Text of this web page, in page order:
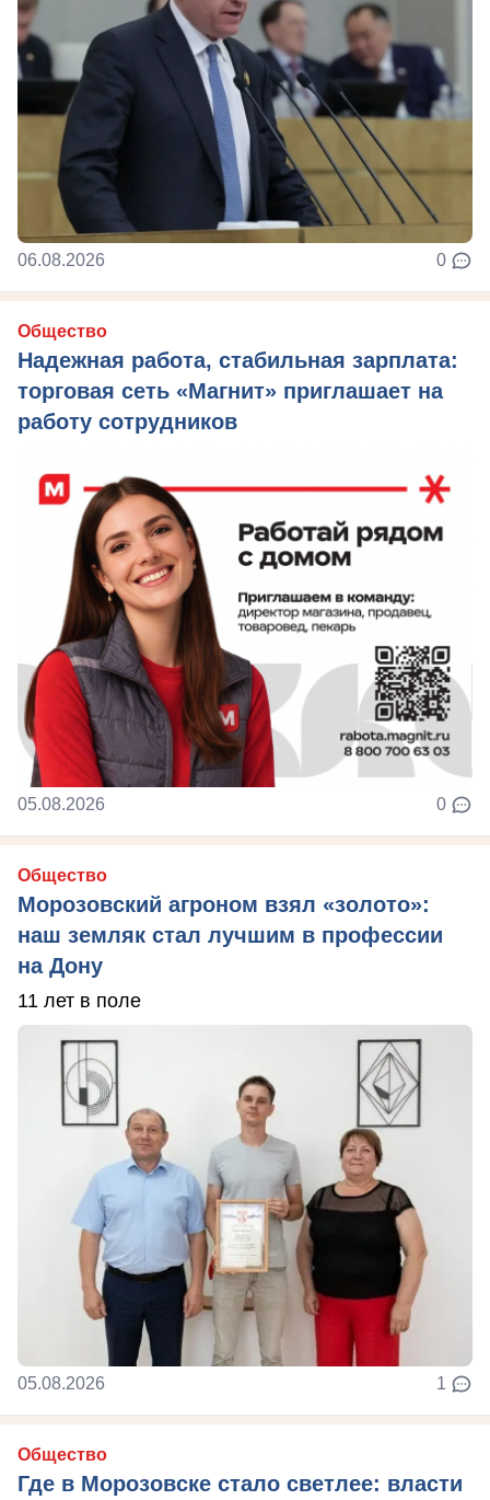
06.08.2026 0
Общество
Надежная работа, стабильная зарплата:
торговая сеть «Магнит» приглашает на
работу сотрудников
05.08.2026 0
Общество
Морозовский агроном взял «золото»:
наш земляк стал лучшим в профессии
на Дону
11 лет в поле
05.08.2026 1
Общество
Где в Морозовске стало светлее: власти